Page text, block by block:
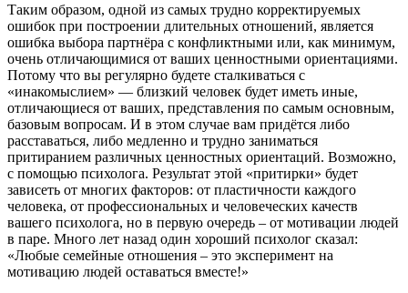
Таким образом, одной из самых трудно корректируемых
ошибок при построении длительных отношений, является
ошибка выбора партнёра с конфликтными или, как минимум,
очень отличающимися от ваших ценностными ориентациями.
Потому что вы регулярно будете сталкиваться с
«инакомыслием» — близкий человек будет иметь иные,
отличающиеся от ваших, представления по самым основным,
базовым вопросам. И в этом случае вам придётся либо
расставаться, либо медленно и трудно заниматься
притиранием различных ценностных ориентаций. Возможно,
с помощью психолога. Результат этой «притирки» будет
зависеть от многих факторов: от пластичности каждого
человека, от профессиональных и человеческих качеств
вашего психолога, но в первую очередь – от мотивации людей
в паре. Много лет назад один хороший психолог сказал:
«Любые семейные отношения – это эксперимент на
мотивацию людей оставаться вместе!»